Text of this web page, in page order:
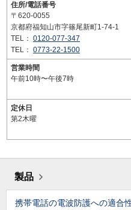
住所/電話番号
〒620-0055
京都府福知山市字篠尾新町1-74-1
TEL： 0120-077-347
TEL： 0773-22-1500
営業時間
午前10時〜午後7時
定休日
第2木曜
製品
携帯電話の電波防護への適合